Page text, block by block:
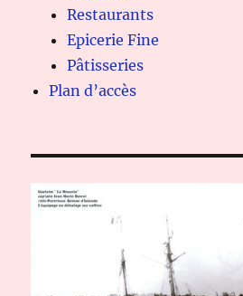
Restaurants
Epicerie Fine
Pâtisseries
Plan d’accès